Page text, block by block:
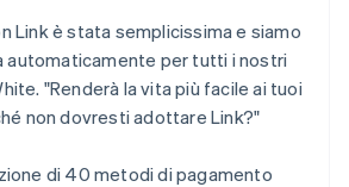
Link è stata semplicissima e siamo
automaticamente per tutti i nostri
"Renderà la vita più facile ai tuoi
non dovresti adottare Link?"
di 40 metodi di pagamento